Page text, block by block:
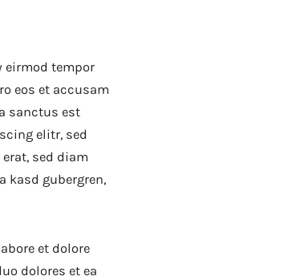
eirmod tempor
eos et accusam
sanctus est
elitr, sed
sed diam
kasd gubergren,
et dolore
dolores et ea